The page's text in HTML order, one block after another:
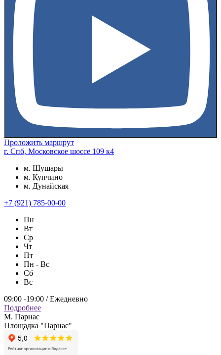
Проложить маршрут
г. Спб, Московское шоссе 109 к4
м. Шушары
м. Купчино
м. Дунайская
+7 (921) 785-00-00
Пн
Вт
Ср
Чт
Пт
Пн - Вс
Сб
Вс
09:00 -19:00 / Ежедневно
Подробнее
М. Парнас
Площадка "Парнас"